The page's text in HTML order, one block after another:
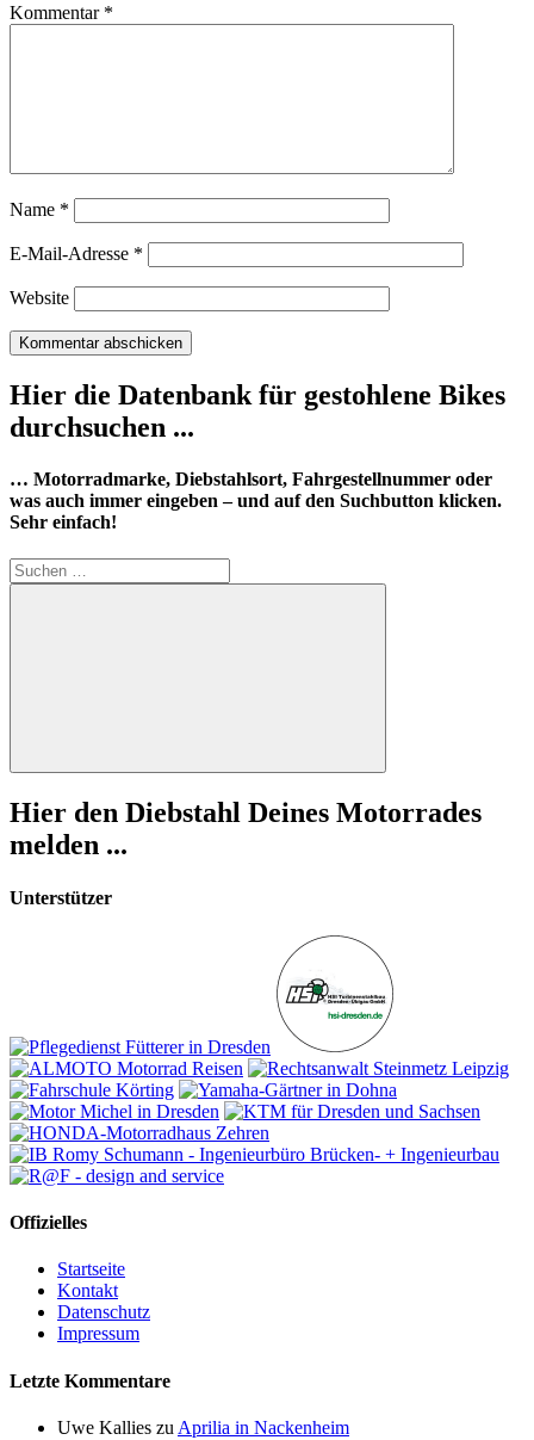
Kommentar *
Name *
E-Mail-Adresse *
Website
Hier die Datenbank für gestohlene Bikes
durchsuchen ...
… Motorradmarke, Diebstahlsort, Fahrgestellnummer oder
was auch immer eingeben – und auf den Suchbutton klicken.
Sehr einfach!
Suchen
nach:
Suchen
Hier den Diebstahl Deines Motorrades
melden ...
Unterstützer
Offizielles
Startseite
Kontakt
Datenschutz
Impressum
Letzte Kommentare
Uwe Kallies zu Aprilia in Nackenheim